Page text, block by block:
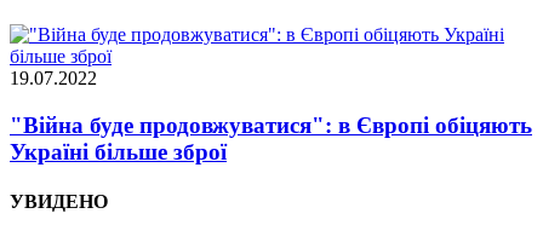
19.07.2022
"Війна буде продовжуватися": в Європі обіцяють
Україні більше зброї
УВИДЕНО